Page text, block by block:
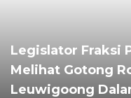
Legislator Fraksi
Melihat Gotong
Leuwigoong